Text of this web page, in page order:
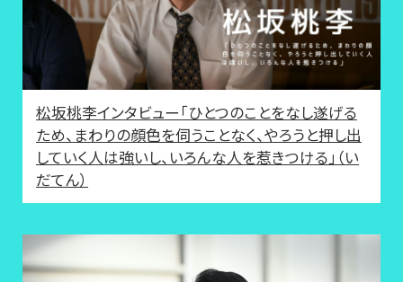
松坂桃李インタビュー「ひとつのことをなし遂げる
ため、まわりの顔色を伺うことなく、やろうと押し出
していく人は強いし、いろんな人を惹きつける」（い
だてん）